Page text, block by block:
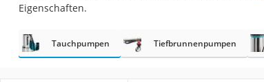
Eigenschaften.
Tauchpumpen Tiefbrunnenpumpen